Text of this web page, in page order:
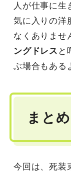
人が仕事に生
気に入りの洋
なくありませ
ングドレス と
ぶ場合もある
まとめ
今回は、死装